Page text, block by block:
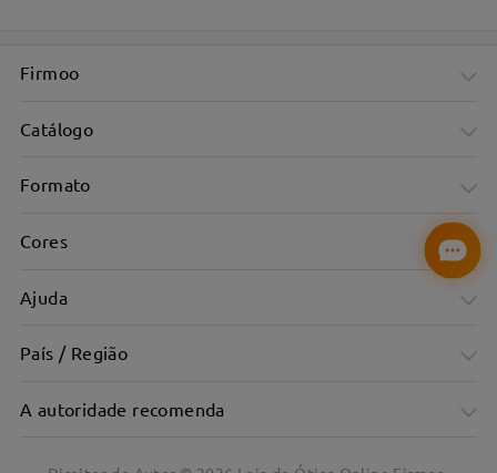
Firmoo
Catálogo
Formato
Cores
Ajuda
País / Região
A autoridade recomenda